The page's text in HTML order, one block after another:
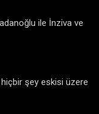
ile İnziva ve
şey eskisi üzere